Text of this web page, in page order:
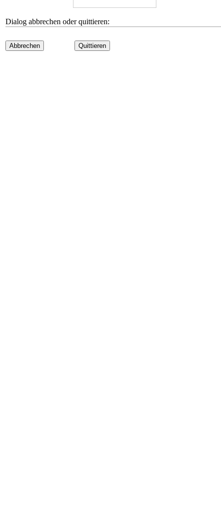
Dialog abbrechen oder quittieren:
Abbrechen Quittieren